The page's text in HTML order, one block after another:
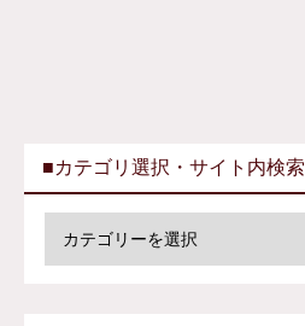
■カテゴリ選択・サイト内検索